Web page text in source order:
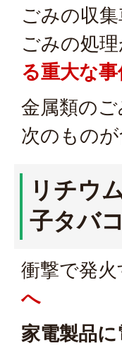
ごみの収
ごみの処
る重大な
金属類の
次のもの
リチウ
子タバコ
衝撃で発火
へ
家電製品